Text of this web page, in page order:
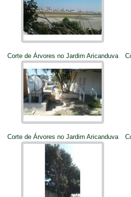
Corte de Árvores no Jardim Aricanduva
Corte de Árvores no Jardim Aricanduva